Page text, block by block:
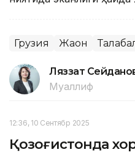
Грузия Жаҳон
Ляззат
Муаллиф
12:36, 10 Сентябр 2025
Қозоғистонда